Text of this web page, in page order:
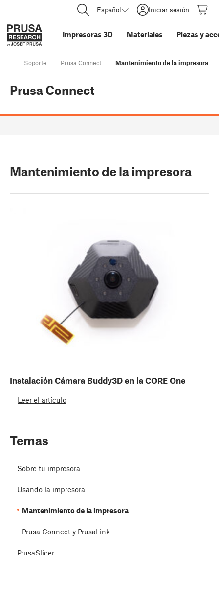
Español Iniciar sesión
Impresoras 3D Materiales Piezas y
Soporte Prusa Connect Mantenimiento de la impresora
Prusa Connect
Mantenimiento de la impresora
Instalación Cámara Buddy3D en la CORE One
Leer el artículo
Temas
Sobre tu impresora
Usando la impresora
Mantenimiento de la impresora
Prusa Connect y PrusaLink
PrusaSlicer